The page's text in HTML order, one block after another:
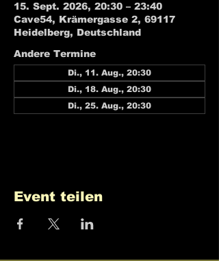
15. Sept. 2026, 20:30 – 23:40
Cave54, Krämergasse 2, 69117
Heidelberg, Deutschland
Andere Termine
Di., 11. Aug., 20:30
Di., 18. Aug., 20:30
Di., 25. Aug., 20:30
Event teilen